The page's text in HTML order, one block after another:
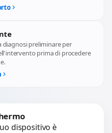
diagnosi preliminare per
prima di procedere
dispositivo è